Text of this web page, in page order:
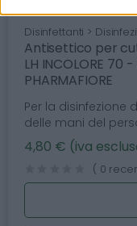
Disinfettanti >
Antisettico per
LH INCOLORE
PHARMAFIORE
Per la disinfezione
delle mani del
4,80 € (iva
( 0